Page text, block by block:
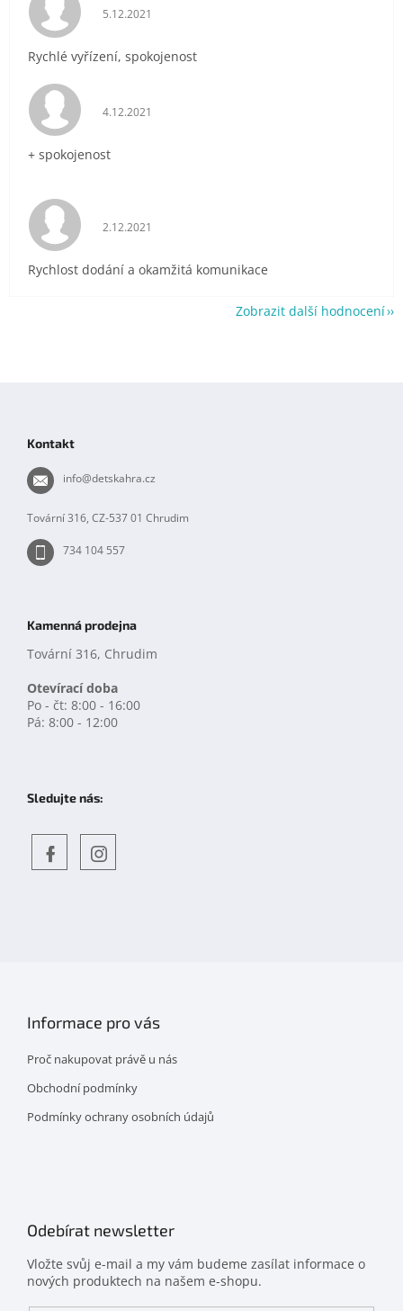
Hodnocení obchodu je 5 z 5 hvězdiček.
5.12.2021
Rychlé vyřízení, spokojenost
Hodnocení obchodu je 5 z 5 hvězdiček.
4.12.2021
+ spokojenost
Hodnocení obchodu je 5 z 5 hvězdiček.
2.12.2021
Rychlost dodání a okamžitá komunikace
Zobrazit další hodnocení
Kontakt
info@detskahra.cz
Tovární 316, CZ-537 01 Chrudim
734 104 557
Kamenná prodejna
Tovární 316, Chrudim
Otevírací doba
Po - čt: 8:00 - 16:00
Pá: 8:00 - 12:00
Sledujte nás:
Informace pro vás
Proč nakupovat právě u nás
Obchodní podmínky
Podmínky ochrany osobních údajů
Odebírat newsletter
Vložte svůj e-mail a my vám budeme zasílat informace o
nových produktech na našem e-shopu.